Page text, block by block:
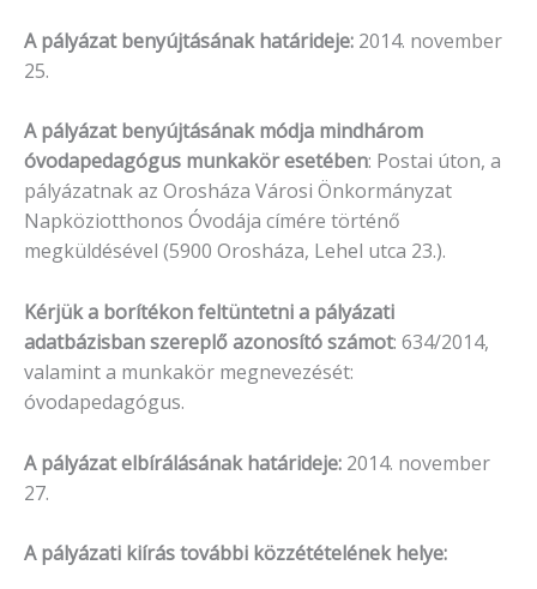
A pályázat benyújtásának határideje: 2014. november
25.
A pályázat benyújtásának módja mindhárom
óvodapedagógus munkakör esetében: Postai úton, a
pályázatnak az Orosháza Városi Önkormányzat
Napköziotthonos Óvodája címére történő
megküldésével (5900 Orosháza, Lehel utca 23.).
Kérjük a borítékon feltüntetni a pályázati
adatbázisban szereplő azonosító számot: 634/2014,
valamint a munkakör megnevezését:
óvodapedagógus.
A pályázat elbírálásának határideje: 2014. november
27.
A pályázati kiírás további közzétételének helye: